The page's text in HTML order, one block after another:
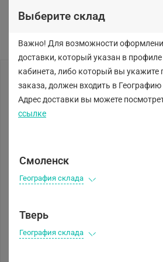
Выберите склад
Важно! Для возможности
доставки, который указан в
кабинета, либо который вы укажите
заказа, должен входить в
Адрес доставки вы можете
ссылке
Смоленск
География склада
Тверь
География склада